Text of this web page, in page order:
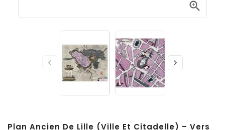

 
Plan Ancien De Lille (ville Et Citadelle) – Vers